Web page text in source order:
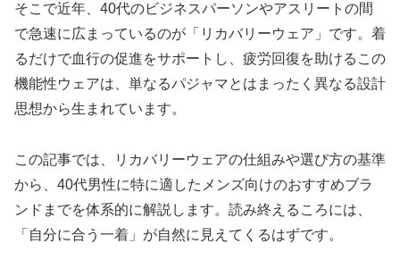
そこで近年、40代のビジネスパーソンやアスリートの間
で急速に広まっているのが「リカバリーウェア」です。着
るだけで血行の促進をサポートし、疲労回復を助けるこの
機能性ウェアは、単なるパジャマとはまったく異なる設計
思想から生まれています。
この記事では、リカバリーウェアの仕組みや選び方の基準
から、40代男性に特に適したメンズ向けのおすすめブラ
ンドまでを体系的に解説します。読み終えるころには、
「自分に合う一着」が自然に見えてくるはずです。